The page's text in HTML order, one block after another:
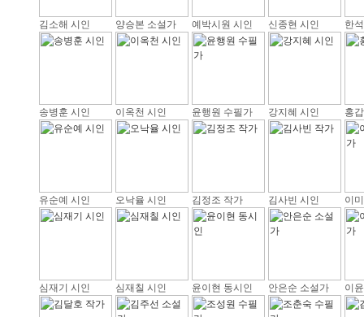
김소해 시인 양승본 소설가 예박시원 시인 신종현 시인 한
송병훈 시인 이옥천 시인 윤행원 수필가 강지혜 시인 홍
유순예 시인 오낙율 시인 김정조 작가 김사빈 시인 이
심재기 시인 심재칠 시인 윤이현 동시인 안은순 소설가 이